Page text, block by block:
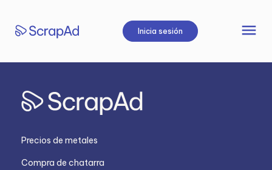
contenido
Inicia sesión menu
Precios de metales
Compra de chatarra